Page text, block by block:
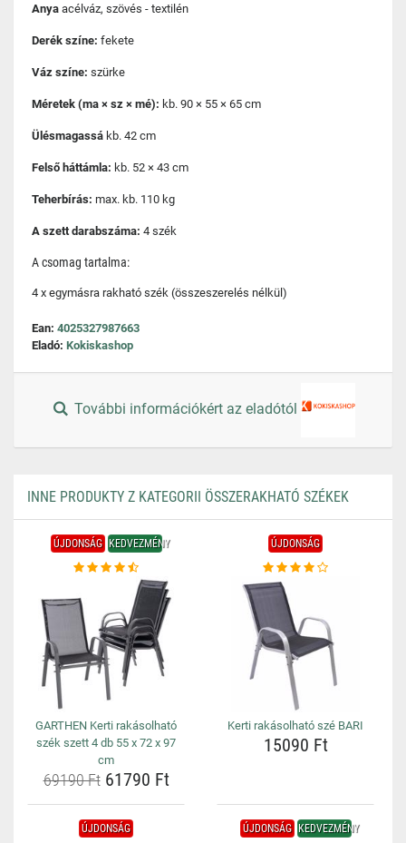
Anya acélváz, szövés - textilén
Derék színe: fekete
Váz színe: szürke
Méretek (ma × sz × mé): kb. 90 × 55 × 65 cm
Ülésmagassá kb. 42 cm
Felső háttámla: kb. 52 × 43 cm
Teherbírás: max. kb. 110 kg
A szett darabszáma: 4 szék
A csomag tartalma:
4 x egymásra rakható szék (összeszerelés nélkül)
Ean: 4025327987663
Eladó: Kokiskashop
További információkért az eladótól
INNE PRODUKTY Z KATEGORII ÖSSZERAKHATÓ SZÉKEK
ÚJDONSÁG KEDVEZMÉNY
GARTHEN Kerti rakásolható
szék szett 4 db 55 x 72 x 97
cm
69190 Ft61790 Ft
ÚJDONSÁG
Kerti rakásolható szé BARI
15090 Ft
ÚJDONSÁG ÚJDONSÁG KEDVEZMÉNY